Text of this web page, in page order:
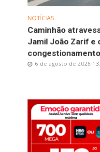
NOTÍCIAS
Caminhão
Jamil João Zarif e
6 de agosto de 2026